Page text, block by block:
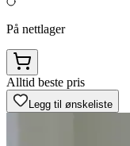
På nettlager
Alltid beste pris
Legg til ønskeliste